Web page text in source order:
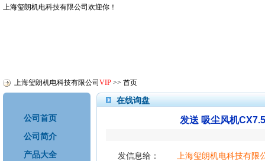
上海玺朗机电科技有限公司 欢迎你！
上海玺朗机电科技有限公司 VIP >> 首页
公司首页
公司简介
产品大全
在线询盘
发送 吸尘风机
发信息给： 上海玺朗机电科技有限